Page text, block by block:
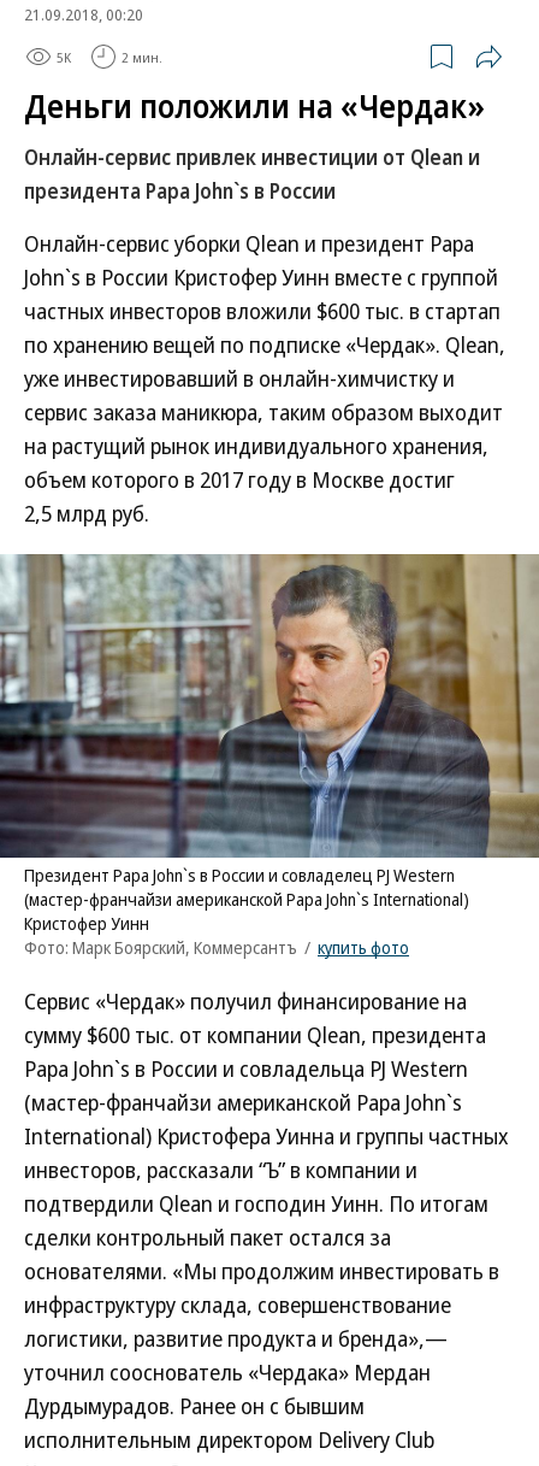
21.09.2018, 00:20
5K 2 мин.
Деньги положили на «Чердак»
Онлайн-сервис привлек инвестиции от Qlean и
президента Papa John`s в России
Онлайн-сервис уборки Qlean и президент Papa
John`s в России Кристофер Уинн вместе с группой
частных инвесторов вложили $600 тыс. в стартап
по хранению вещей по подписке «Чердак». Qlean,
уже инвестировавший в онлайн-химчистку и
сервис заказа маникюра, таким образом выходит
на растущий рынок индивидуального хранения,
объем которого в 2017 году в Москве достиг
2,5 млрд руб.
Президент Papa John`s в России и совладелец PJ Western
(мастер-франчайзи американской Papa John`s International)
Кристофер Уинн
Фото: Марк Боярский, Коммерсантъ / купить фото
Сервис «Чердак» получил финансирование на
сумму $600 тыс. от компании Qlean, президента
Papa John`s в России и совладельца PJ Western
(мастер-франчайзи американской Papa John`s
International) Кристофера Уинна и группы частных
инвесторов, рассказали “Ъ” в компании и
подтвердили Qlean и господин Уинн. По итогам
сделки контрольный пакет остался за
основателями. «Мы продолжим инвестировать в
инфраструктуру склада, совершенствование
логистики, развитие продукта и бренда»,—
уточнил сооснователь «Чердака» Мердан
Дурдымурадов. Ранее он с бывшим
исполнительным директором Delivery Club